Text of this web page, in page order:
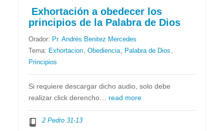
Exhortación a obedecer los
principios de la Palabra de Dios
Orador: Pr. Andrés Benitez Mercedes
Tema: Exhortacion ,Obediencia Palabra de Dios
Principios
Si requiere descargar dicho audio, solo debe
realizar click derencho… read more
2 Pedro 31-13